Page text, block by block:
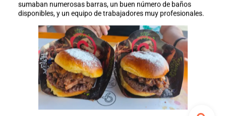
sumaban numerosas barras, un buen número de baños
disponibles, y un equipo de trabajadores muy profesionales.